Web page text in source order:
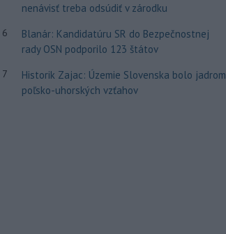
nenávisť treba odsúdiť v zárodku
6
Blanár: Kandidatúru SR do Bezpečnostnej
rady OSN podporilo 123 štátov
7
Historik Zajac: Územie Slovenska bolo jadrom
poľsko-uhorských vzťahov